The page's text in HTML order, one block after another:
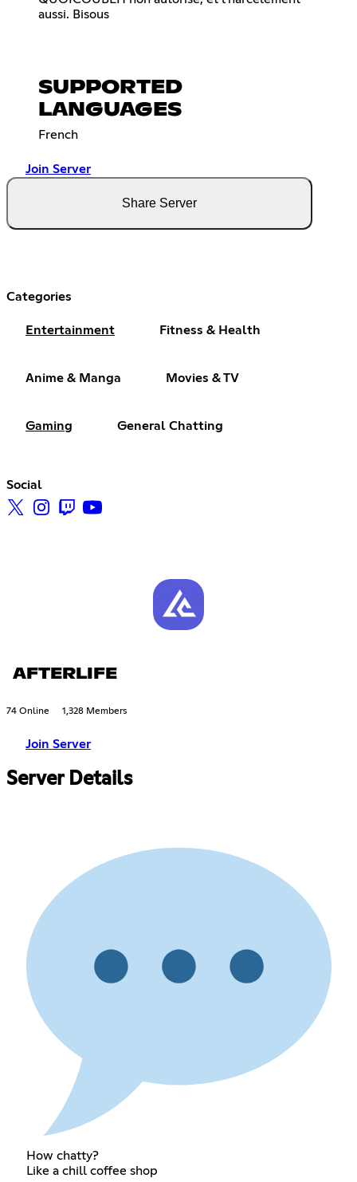
aussi. Bisous
SUPPORTED
LANGUAGES
French
Join Server
Share Server
Categories
Entertainment Fitness & Health
Anime & Manga Movies & TV
Gaming General Chatting
Social
AFTERLIFE
74 Online 1,328 Members
Join Server
Server Details
How chatty?
Like a chill coffee shop